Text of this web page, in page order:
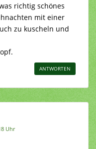
richtig schönes
mit einer
zu kuscheln und
ANTWORTEN
Uhr